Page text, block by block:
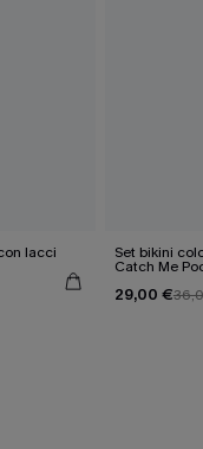
lacci Set bikini
Catch Me
29,00 €